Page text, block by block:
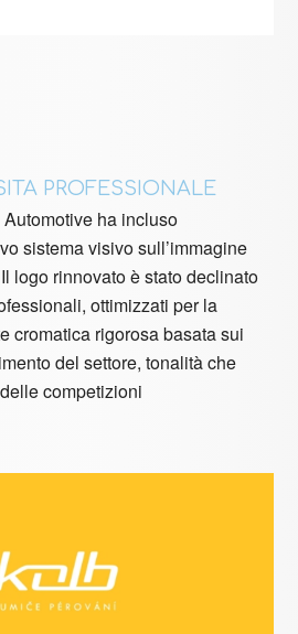
PROFESSIONALE
ha incluso
sistema visivo sull’immagine
logo rinnovato è stato declinato
ottimizzati per la
cromatica rigorosa basata sui
del settore, tonalità che
competizioni